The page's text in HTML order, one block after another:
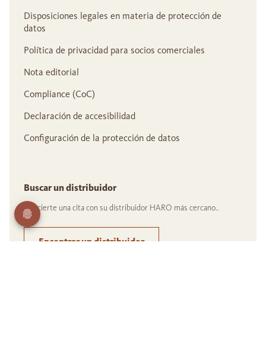
Disposiciones legales en materia de protección de
datos
Política de privacidad para socios comerciales
Nota editorial
Compliance (CoC)
Declaración de accesibilidad
Configuración de la protección de datos
Buscar un distribuidor
Concierte una cita con su distribuidor HARO más cercano..
Encontrar un distribuidor